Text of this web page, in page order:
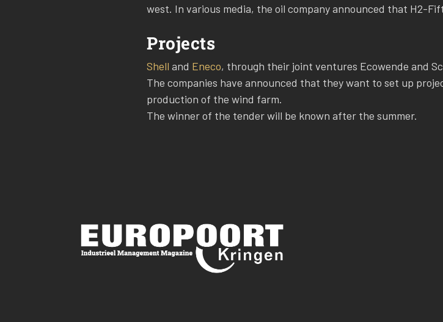
west. In various media, the oil company announced that H2-
Projects
Shell and Eneco, through their joint ventures Ecowende and
The companies have announced that they want to set up
production of the wind farm.
The winner of the tender will be known after the summer.